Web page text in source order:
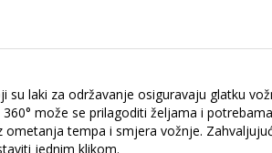
laki za održavanje osiguravaju glatku
može se prilagoditi željama i
tempa i smjera vožnje.
jednim klikom.